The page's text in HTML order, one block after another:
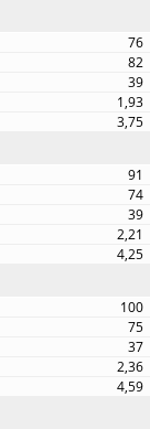
76
82
39
1,93
3,75
91
74
39
2,21
4,25
100
75
37
2,36
4,59